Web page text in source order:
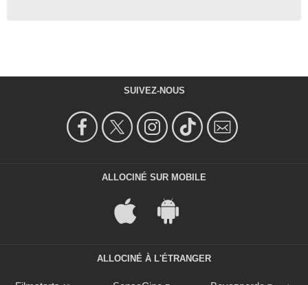
SUIVEZ-NOUS
ALLOCINÉ SUR MOBILE
ALLOCINÉ À L'ÉTRANGER